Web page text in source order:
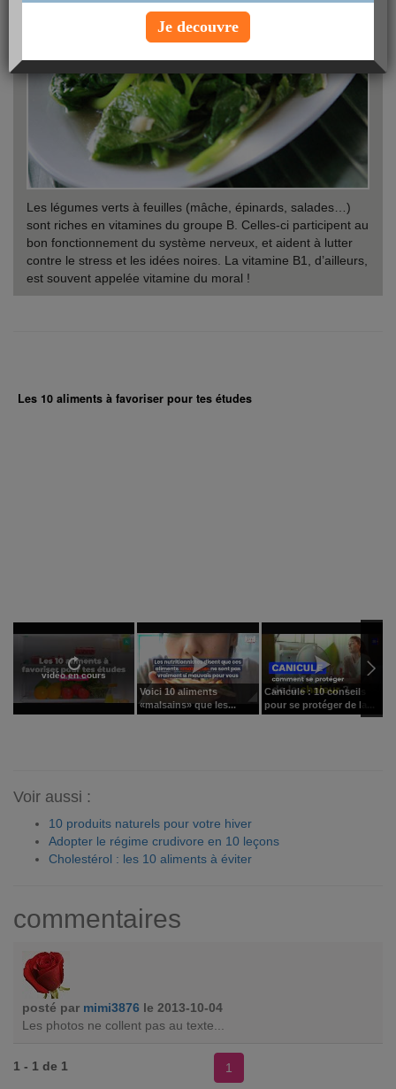
Les légumes verts à feuilles (mâche, épinards, salades…)
sont riches en vitamines du groupe B. Celles-ci participent au
bon fonctionnement du système nerveux, et aident à lutter
contre le stress et les idées noires. La vitamine B1, d’ailleurs,
est souvent appelée vitamine du moral !
Les 10 aliments à favoriser pour tes études
vidéo en cours
Voici 10 aliments
«malsains» que les...
Canicule : 10 conseils
pour se protéger de la...
Voir aussi :
10 produits naturels pour votre hiver
Adopter le régime crudivore en 10 leçons
Cholestérol : les 10 aliments à éviter
commentaires
posté par mimi3876 le 2013-10-04
Les photos ne collent pas au texte...
1 - 1 de 1 1
Je decouvre